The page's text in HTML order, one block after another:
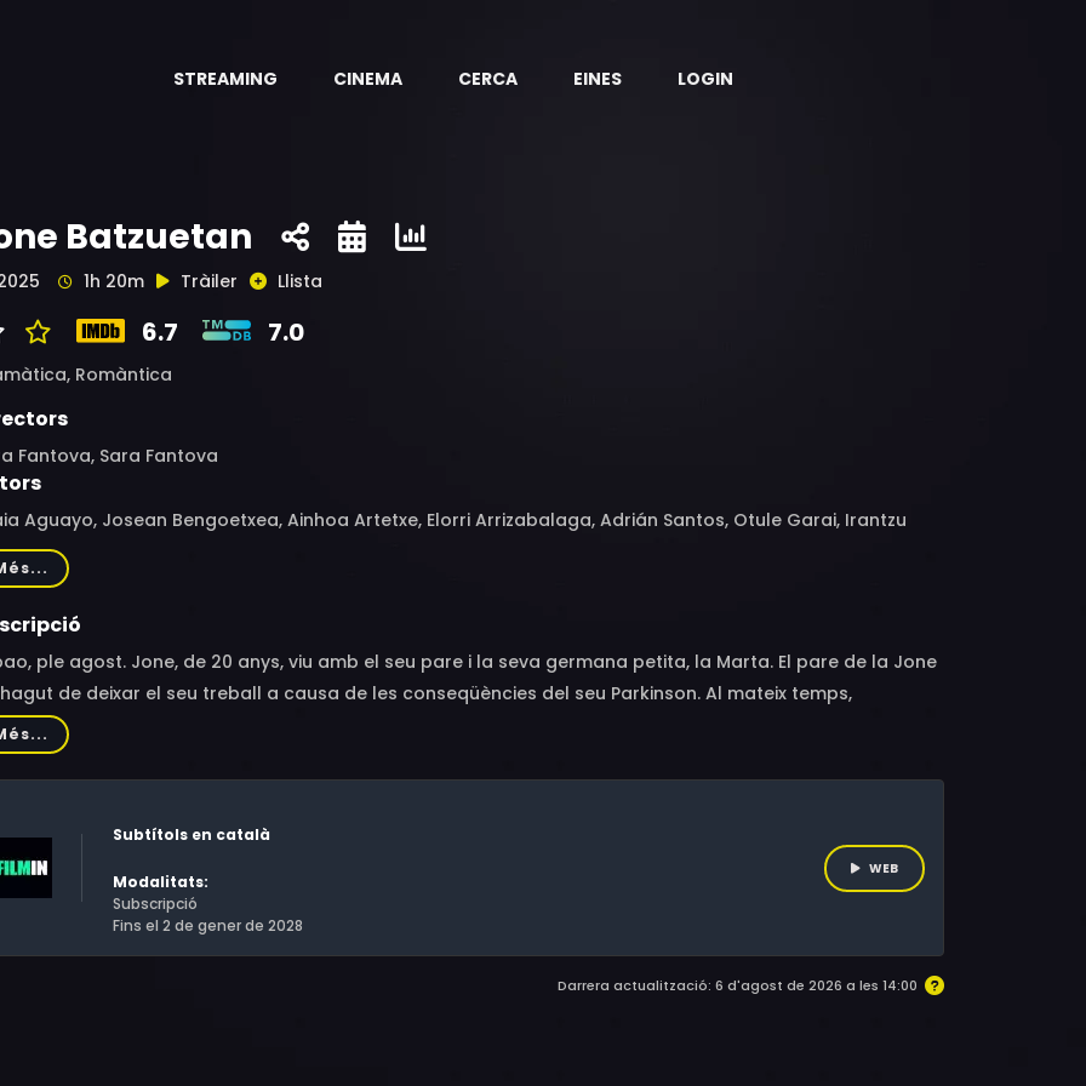
STREAMING CINEMA CERCA EINES LOGIN
Batzuetan
1h 20m Tràiler Llista
6.7 7.0
Romàntica
Fantova, Sara Fantova
Aguayo, Josean Bengoetxea, Ainhoa Artetxe, Elorri Arrizabalaga, Adrián Santos, Otule Garai, Irantzu
de Anuzita, Klaudia Erkiaga, Adrián Santos
ple agost. Jone, de 20 anys, viu amb el seu pare i la seva germana petita, la Marta. El pare de la Jone
de deixar el seu treball a causa de les conseqüències del seu Parkinson. Al mateix temps,
les festes de la Setmana Gran de Bilbao, en les quals la Jone s’enamorarà per primera vegada.
aquest estiu, la Jone viurà entre la sensació d’immortalitat que transita amb l’Olga, la noia de la qual
i la por de quedar-se sola a causa de la malaltia del seu pare.
Subtítols en català
Modalitats:
Subscripció
Fins el 2 de gener de 2028
WEB
Darrera actualització: 6 d'agost de 2026 a les 14:00